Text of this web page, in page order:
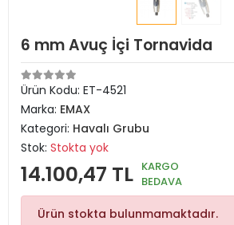
6 mm Avuç İçi Tornavida
Ürün Kodu: ET-4521
Marka: EMAX
Kategori: Havalı Grubu
Stok: Stokta yok
14.100,47 TL KARGO
BEDAVA
Ürün stokta bulunmamaktadır.